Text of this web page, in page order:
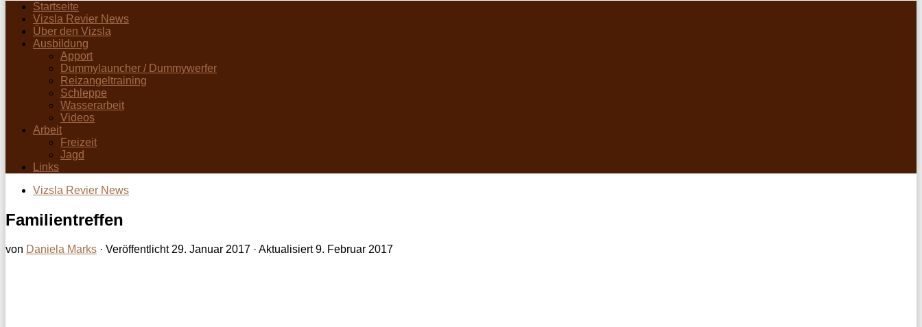
Startseite
Vizsla Revier News
Über den Vizsla
Ausbildung
Apport
Dummylauncher / Dummywerfer
Reizangeltraining
Schleppe
Wasserarbeit
Videos
Arbeit
Freizeit
Jagd
Links
Vizsla Revier News
Familientreffen
von Daniela Marks · Veröffentlicht 29. Januar 2017 · Aktualisiert9. Februar 2017